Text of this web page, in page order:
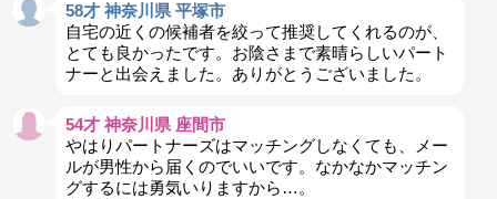
58才 神奈川県 平塚市
自宅の近くの候補者を絞って推奨してくれるのが、
とても良かったです。お陰さまで素晴らしいパート
ナーと出会えました。ありがとうございました。
54才 神奈川県 座間市
やはりパートナーズはマッチングしなくても、メー
ルが男性から届くのでいいです。なかなかマッチン
グするには勇気いりますから…。